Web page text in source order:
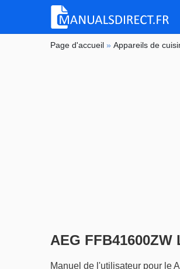
Page d'accueil »Appareils de
AEG
Manuel de l'utilisateur pour le